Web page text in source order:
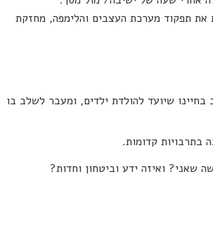
את תפקוד מערכת העצבים והלימפה, מחזקת
שיועד להולדת ילדים, ומעבר לשלב בו
שאני? ואיזה ידע וביטחון וחדות?